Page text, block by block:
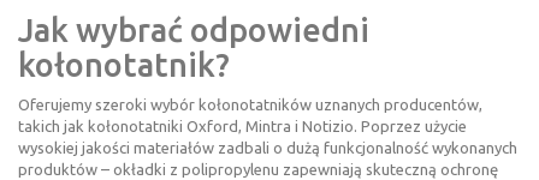
Jak wybrać odpowiedni
kołonotatnik?
Oferujemy szeroki wybór kołonotatników uznanych producentów,
takich jak kołonotatniki Oxford, Mintra i Notizio. Poprzez użycie
wysokiej jakości materiałów zadbali o dużą funkcjonalność wykonanych
produktów – okładki z polipropylenu zapewniają skuteczną ochronę